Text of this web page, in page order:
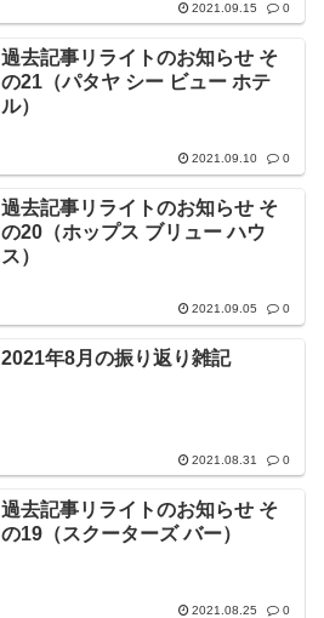
2021.09.15 0
過去記事リライトのお知らせ そ
の21（パタヤ シー ビュー ホテ
ル）
2021.09.10 0
過去記事リライトのお知らせ そ
の20（ホップス ブリュー ハウ
ス）
2021.09.05 0
2021年8月の振り返り雑記
2021.08.31 0
過去記事リライトのお知らせ そ
の19（スクーターズ バー）
2021.08.25 0